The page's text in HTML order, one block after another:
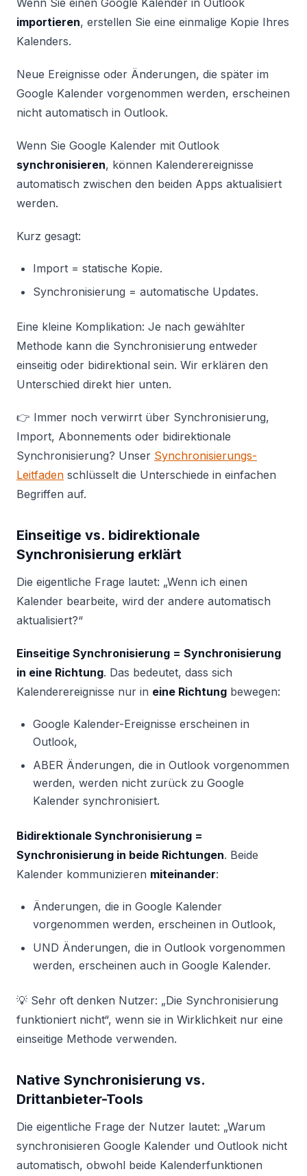
importieren, erstellen Sie eine einmalige Kopie Ihres
Kalenders.
Neue Ereignisse oder Änderungen, die später im
Google Kalender vorgenommen werden, erscheinen
nicht automatisch in Outlook.
Wenn Sie Google Kalender mit Outlook
synchronisieren, können Kalenderereignisse
automatisch zwischen den beiden Apps aktualisiert
werden.
Kurz gesagt:
Import = statische Kopie.
Synchronisierung = automatische Updates.
Eine kleine Komplikation: Je nach gewählter
Methode kann die Synchronisierung entweder
einseitig oder bidirektional sein. Wir erklären den
Unterschied direkt hier unten.
👉 Immer noch verwirrt über Synchronisierung,
Import, Abonnements oder bidirektionale
Synchronisierung? Unser Synchronisierungs-
Leitfaden schlüsselt die Unterschiede in einfachen
Begriffen auf.
Einseitige vs. bidirektionale
Synchronisierung erklärt
Die eigentliche Frage lautet: „Wenn ich einen
Kalender bearbeite, wird der andere automatisch
aktualisiert?“
Einseitige Synchronisierung = Synchronisierung
in eine Richtung. Das bedeutet, dass sich
Kalenderereignisse nur in eine Richtung bewegen:
Google Kalender-Ereignisse erscheinen in
Outlook,
ABER Änderungen, die in Outlook vorgenommen
werden, werden nicht zurück zu Google
Kalender synchronisiert.
Bidirektionale Synchronisierung =
Synchronisierung in beide Richtungen. Beide
Kalender kommunizieren miteinander:
Änderungen, die in Google Kalender
vorgenommen werden, erscheinen in Outlook,
UND Änderungen, die in Outlook vorgenommen
werden, erscheinen auch in Google Kalender.
💡 Sehr oft denken Nutzer: „Die Synchronisierung
funktioniert nicht“, wenn sie in Wirklichkeit nur eine
einseitige Methode verwenden.
Native Synchronisierung vs.
Drittanbieter-Tools
Die eigentliche Frage der Nutzer lautet: „Warum
synchronisieren Google Kalender und Outlook nicht
automatisch, obwohl beide Kalenderfunktionen